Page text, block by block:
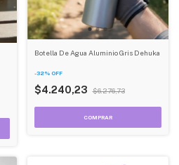
Botella De Agua Aluminio Gris Dehuka
-32% OFF
$4.240,23 $6.276,73